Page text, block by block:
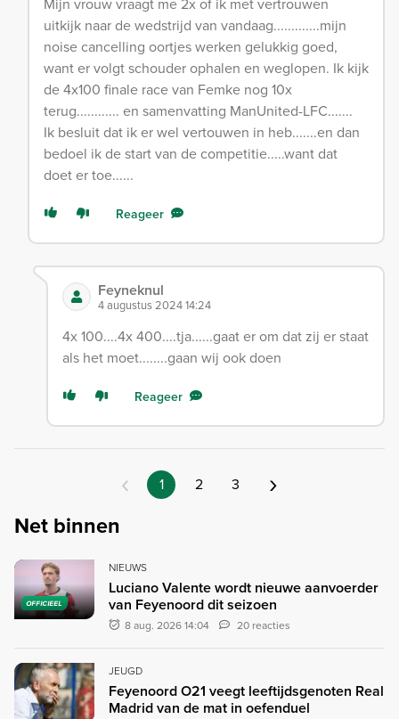
uitkijk naar de wedstrijd van vandaag.............mijn
noise cancelling oortjes werken gelukkig goed,
want er volgt schouder ophalen en weglopen. Ik kijk
de 4x100 finale race van Femke nog 10x
terug............ en samenvatting ManUnited-LFC.......
Ik besluit dat ik er wel vertouwen in heb.......en dan
bedoel ik de start van de competitie.....want dat
doet er toe......
Reageer
Feyneknul
4 augustus 2024 14:24
4x 100....4x 400....tja......gaat er om dat zij er staat
als het moet........gaan wij ook doen
Reageer
‹ 1 2 3 ›
Net binnen
OFFICIEEL
NIEUWS
Luciano Valente wordt nieuwe aanvoerder
van Feyenoord dit seizoen
8 aug. 2026 14:04 20 reacties
JEUGD
Feyenoord O21 veegt leeftijdsgenoten Real
Madrid van de mat in oefenduel